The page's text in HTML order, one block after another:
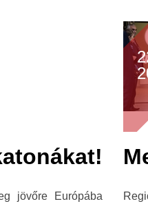
jövőre Európába